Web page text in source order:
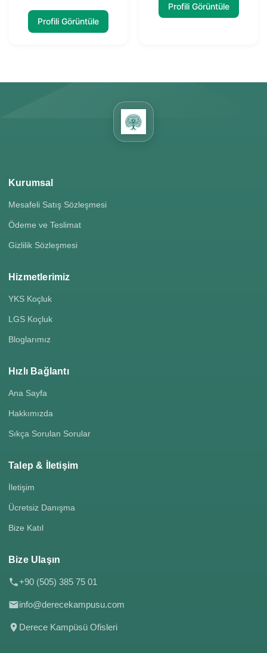
Profili Görüntüle
Profili Görüntüle
Kurumsal
Mesafeli Satış Sözleşmesi
Ödeme ve Teslimat
Gizlilik Sözleşmesi
Hizmetlerimiz
YKS Koçluk
LGS Koçluk
Bloglarımız
Hızlı Bağlantı
Ana Sayfa
Hakkımızda
Sıkça Sorulan Sorular
Talep & İletişim
İletişim
Ücretsiz Danışma
Bize Katıl
Bize Ulaşın
+90 (505) 385 75 01
info@derecekampusu.com
Derece Kampüsü Ofisleri